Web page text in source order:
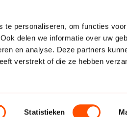
te personaliseren, om functies
delen we informatie over uw
en analyse. Deze partners
verstrekt of die ze hebben
Statistieken